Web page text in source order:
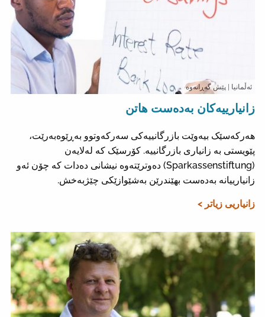
ئەڵمانیا | پێش گەڕانەوە
زانیارییەکان بەدەست هاتن
هەرکەسێک بیەوێت بازرگانییەکی سەرکەوتوو بەڕێوەبەرێت،
پێویستی بە زانیاری بازرگانییە. کۆرسێک کە لەلایەن
(Sparkassenstiftung) دەوترێتەوە نیشانی دەدات کە چۆن ئەو
زانیارییانە بەدەست بهێندرێن بەشێوازێکی چێژبەخش.
زانیاریی زیاتر >